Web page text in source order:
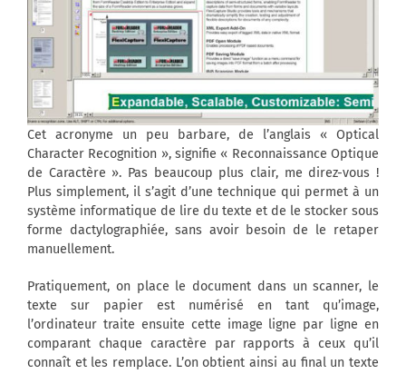
Cet acronyme un peu barbare, de l’anglais « Optical
Character Recognition », signifie « Reconnaissance Optique
de Caractère ». Pas beaucoup plus clair, me direz-vous !
Plus simplement, il s’agit d’une technique qui permet à un
système informatique de lire du texte et de le stocker sous
forme dactylographiée, sans avoir besoin de le retaper
manuellement.
Pratiquement, on place le document dans un scanner, le
texte sur papier est numérisé en tant qu’image,
l’ordinateur traite ensuite cette image ligne par ligne en
comparant chaque caractère par rapports à ceux qu’il
connaît et les remplace. L’on obtient ainsi au final un texte